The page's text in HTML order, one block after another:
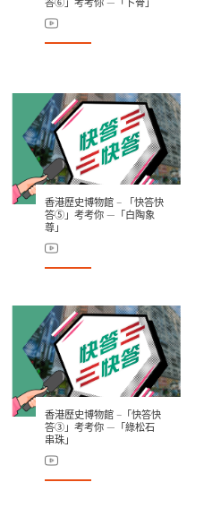
香港歷史博物館 – 「快答快
答⑤」考考你 —「白陶象
尊」
香港歷史博物館 –「快答快
答③」考考你 —「綠松石
串珠」